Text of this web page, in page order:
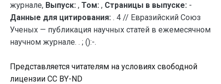
журнале, Выпуск: , Том: , Страницы в выпуске: -
Данные для цитирования: . 4 // Евразийский Союз
Ученых — публикация научных статей в ежемесячном
научном журнале. . ; ():-.
Представляется читателям на условиях свободной
лицензии CC BY-ND